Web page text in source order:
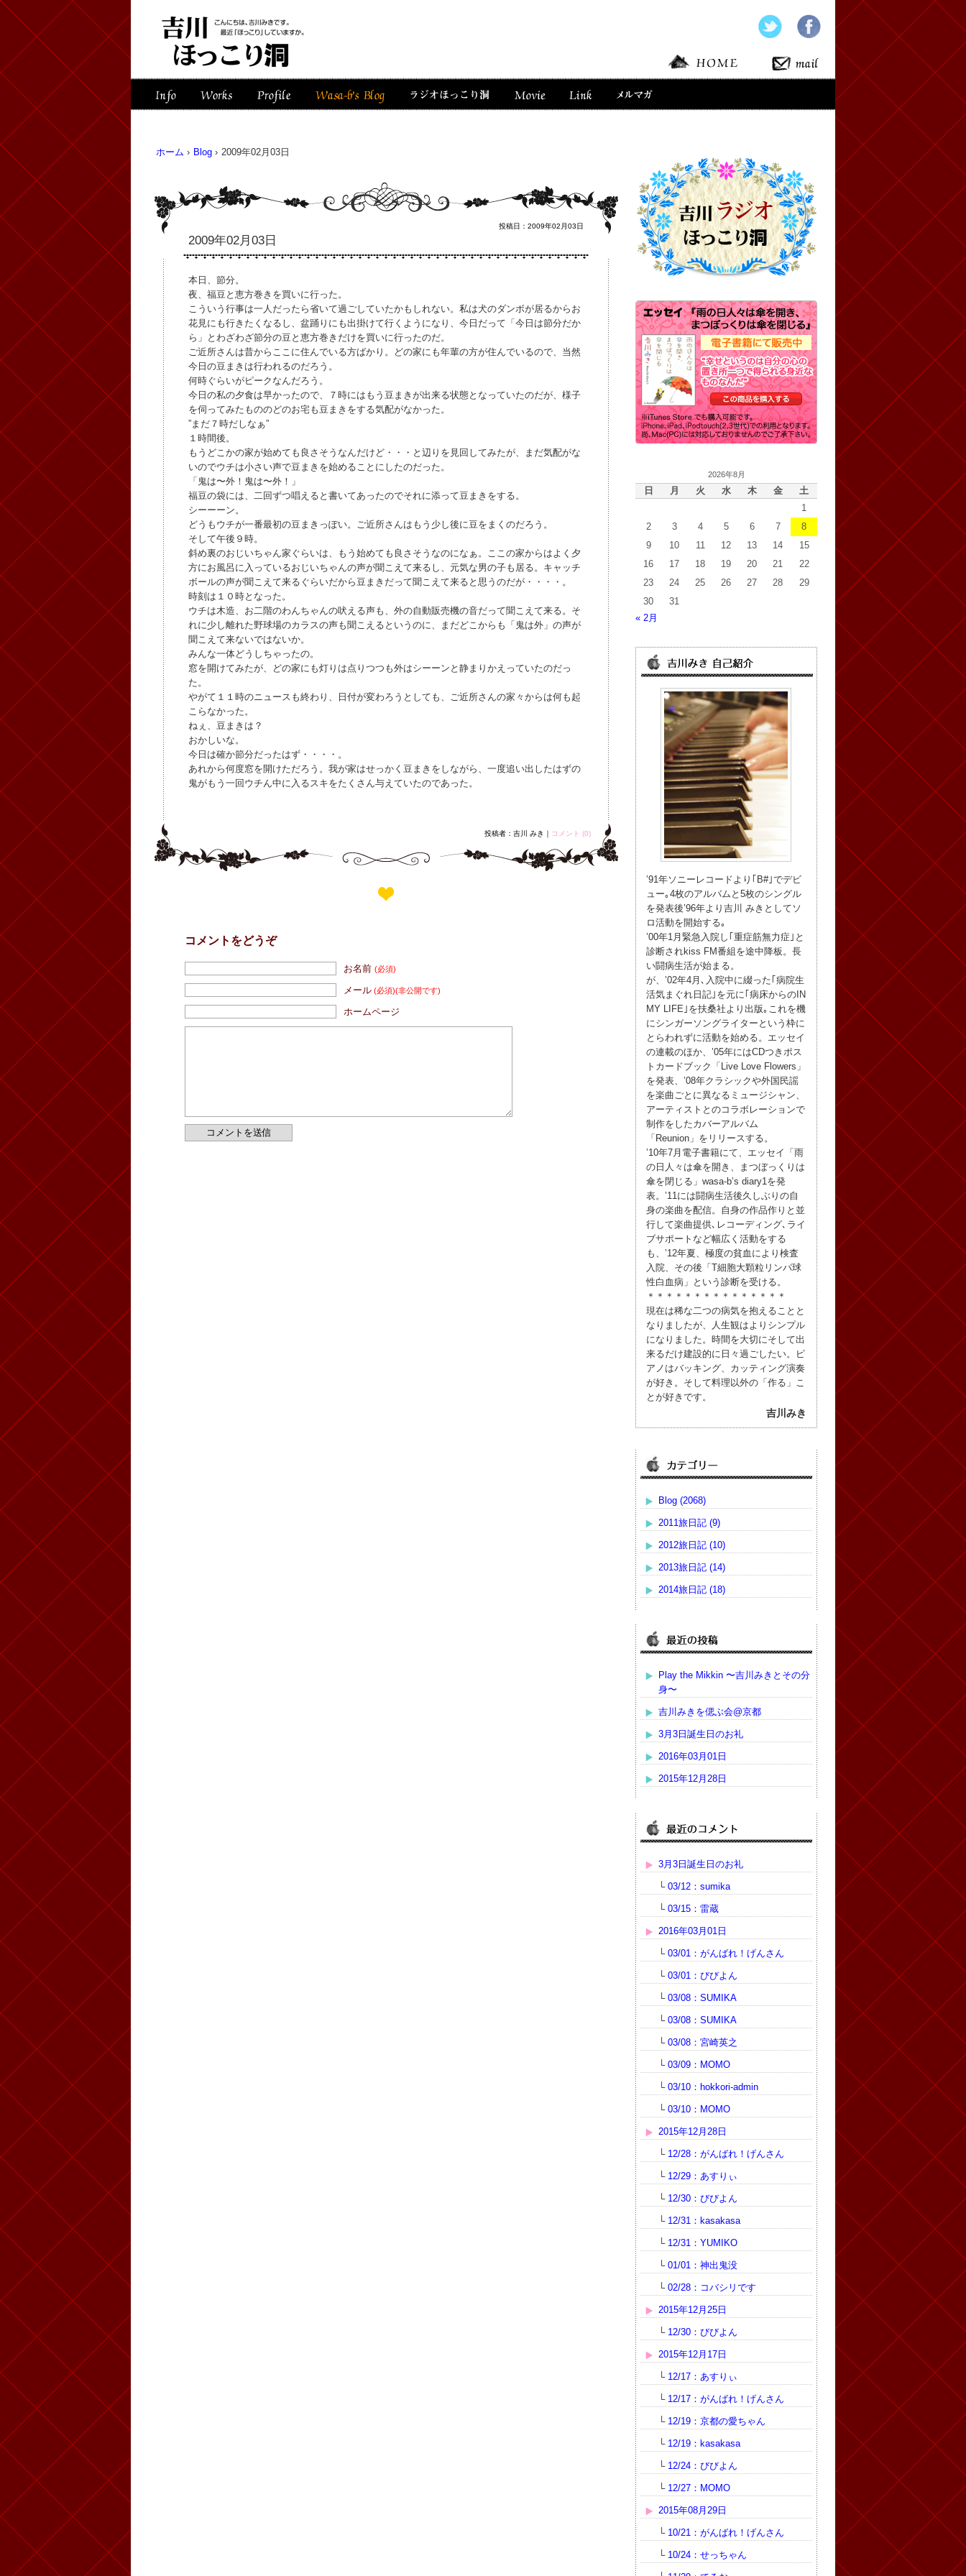
ホーム › Blog › 2009年02月03日
投稿日：2009年02月03日
2009年02月03日
本日、節分。
夜、福豆と恵方巻きを買いに行った。
こういう行事は一人だったら省いて過ごしていたかもしれない。私は犬のダンボが居るからお
花見にも行きたくなるし、盆踊りにも出掛けて行くようになり、今日だって「今日は節分だか
ら」とわざわざ節分の豆と恵方巻きだけを買いに行ったのだ。
ご近所さんは昔からここに住んでいる方ばかり。どの家にも年輩の方が住んでいるので、当然
今日の豆まきは行われるのだろう。
何時ぐらいがピークなんだろう。
今日の私の夕食は早かったので、７時にはもう豆まきが出来る状態となっていたのだが、様子
を伺ってみたもののどのお宅も豆まきをする気配がなかった。
”まだ７時だしなぁ”
１時間後。
もうどこかの家が始めても良さそうなんだけど・・・と辺りを見回してみたが、まだ気配がな
いのでウチは小さい声で豆まきを始めることにしたのだった。
「鬼は〜外！鬼は〜外！」
福豆の袋には、二回ずつ唱えると書いてあったのでそれに添って豆まきをする。
シーーーン。
どうもウチが一番最初の豆まきっぽい。ご近所さんはもう少し後に豆をまくのだろう。
そして午後９時。
斜め裏のおじいちゃん家ぐらいは、もう始めても良さそうなのになぁ。ここの家からはよく夕
方にお風呂に入っているおじいちゃんの声が聞こえて来るし、元気な男の子も居る。キャッチ
ボールの声が聞こえて来るぐらいだから豆まきだって聞こえて来ると思うのだが・・・・。
時刻は１０時となった。
ウチは木造、お二階のわんちゃんの吠える声も、外の自動販売機の音だって聞こえて来る。そ
れに少し離れた野球場のカラスの声も聞こえるというのに、まだどこからも「鬼は外」の声が
聞こえて来ないではないか。
みんな一体どうしちゃったの。
窓を開けてみたが、どの家にも灯りは点りつつも外はシーーンと静まりかえっていたのだっ
た。
やがて１１時のニュースも終わり、日付が変わろうとしても、ご近所さんの家々からは何も起
こらなかった。
ねぇ、豆まきは？
おかしいな。
今日は確か節分だったはず・・・・。
あれから何度窓を開けただろう。我が家はせっかく豆まきをしながら、一度追い出したはずの
鬼がもう一回ウチん中に入るスキをたくさん与えていたのであった。
投稿者：吉川 みき｜ コメント (0)
コメントをどうぞ
お名前(必須)
メール (必須)(非公開です)
ホームページ
2026年8月
日 月 火 水 木 金
土
1
2
3 4 5 6 7
8
9
10 11 12 13 14
15
16
17 18 19 20 21
22
23
24 25 26 27 28
29
30
31
« 2月
’91年ソニーレコードより｢B#｣でデビ
ュー｡4枚のアルバムと5枚のシングル
を発表後’96年より吉川 みきとしてソ
ロ活動を開始する｡
’00年1月緊急入院し｢重症筋無力症｣と
診断されkiss FM番組を途中降板。長
い闘病生活が始まる。
が、’02年4月､入院中に綴った｢病院生
活気まぐれ日記｣を元に｢病床からのIN
MY LIFE｣を扶桑社より出版｡これを機
にシンガーソングライターという枠に
とらわれずに活動を始める。エッセイ
の連載のほか、’05年にはCDつきポス
トカードブック「Live Love Flowers」
を発表、’08年クラシックや外国民謡
を楽曲ごとに異なるミュージシャン、
アーティストとのコラボレーションで
制作をしたカバーアルバム
「Reunion」をリリースする。
’10年7月電子書籍にて、エッセイ「雨
の日人々は傘を開き、まつぼっくりは
傘を閉じる」wasa-b’s diary1を発
表。’11には闘病生活後久しぶりの自
身の楽曲を配信。自身の作品作りと並
行して楽曲提供､レコーディング､ライ
ブサポートなど幅広く活動をする
も、’12年夏、極度の貧血により検査
入院、その後「T細胞大顆粒リンパ球
性白血病」という診断を受ける。
＊＊＊＊＊＊＊＊＊＊＊＊＊＊＊
現在は稀な二つの病気を抱えることと
なりましたが、人生観はよりシンプル
になりました。時間を大切にそして出
来るだけ建設的に日々過ごしたい。ピ
アノはバッキング、カッティング演奏
が好き。そして料理以外の「作る」こ
とが好きです。
吉川みき
Blog (2068)
2011旅日記 (9)
2012旅日記 (10)
2013旅日記 (14)
2014旅日記 (18)
Play the Mikkin 〜吉川みきとその分
身〜
吉川みきを偲ぶ会@京都
3月3日誕生日のお礼
2016年03月01日
2015年12月28日
3月3日誕生日のお礼
└ 03/12：sumika
└ 03/15：雷蔵
2016年03月01日
└ 03/01：がんばれ！げんさん
└ 03/01：びびよん
└ 03/08：SUMIKA
└ 03/08：SUMIKA
└ 03/08：宮崎英之
└ 03/09：MOMO
└ 03/10：hokkori-admin
└ 03/10：MOMO
2015年12月28日
└ 12/28：がんばれ！げんさん
└ 12/29：あすりぃ
└ 12/30：びびよん
└ 12/31：kasakasa
└ 12/31：YUMIKO
└ 01/01：神出鬼没
└ 02/28：コバシリです
2015年12月25日
└ 12/30：びびよん
2015年12月17日
└ 12/17：あすりぃ
└ 12/17：がんばれ！げんさん
└ 12/19：京都の愛ちゃん
└ 12/19：kasakasa
└ 12/24：びびよん
└ 12/27：MOMO
2015年08月29日
└ 10/21：がんばれ！げんさん
└ 10/24：せっちゃん